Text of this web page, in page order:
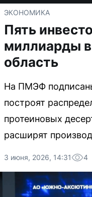
ЭКОНОМИКА
Пять
миллиарды
область
На ПМЭФ
построят
протеиновых
расширят
3 июня, 2026, 14:31 4